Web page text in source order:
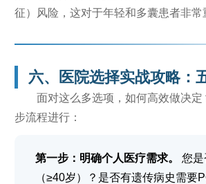
征）风险，这对于年轻和多囊患者非常
六、医院选择实战攻略：
面对这么多选项，如何高效做决定
步流程进行：
第一步：明确个人医疗需求。
您是
（≥40岁）？是否有遗传病史需要